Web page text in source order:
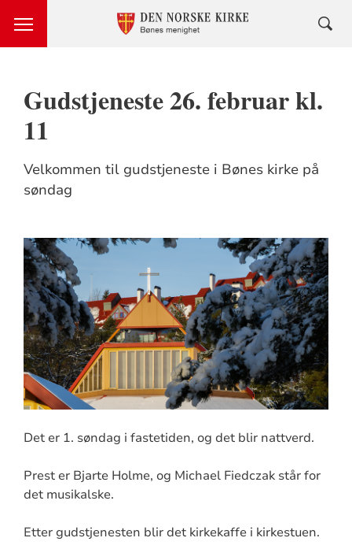
Gudstjeneste 26. februar kl.
11
Velkommen til gudstjeneste i Bønes kirke på
søndag
Det er 1. søndag i fastetiden, og det blir nattverd.
Prest er Bjarte Holme, og Michael Fiedczak står for
det musikalske.
Etter gudstjenesten blir det kirkekaffe i kirkestuen.